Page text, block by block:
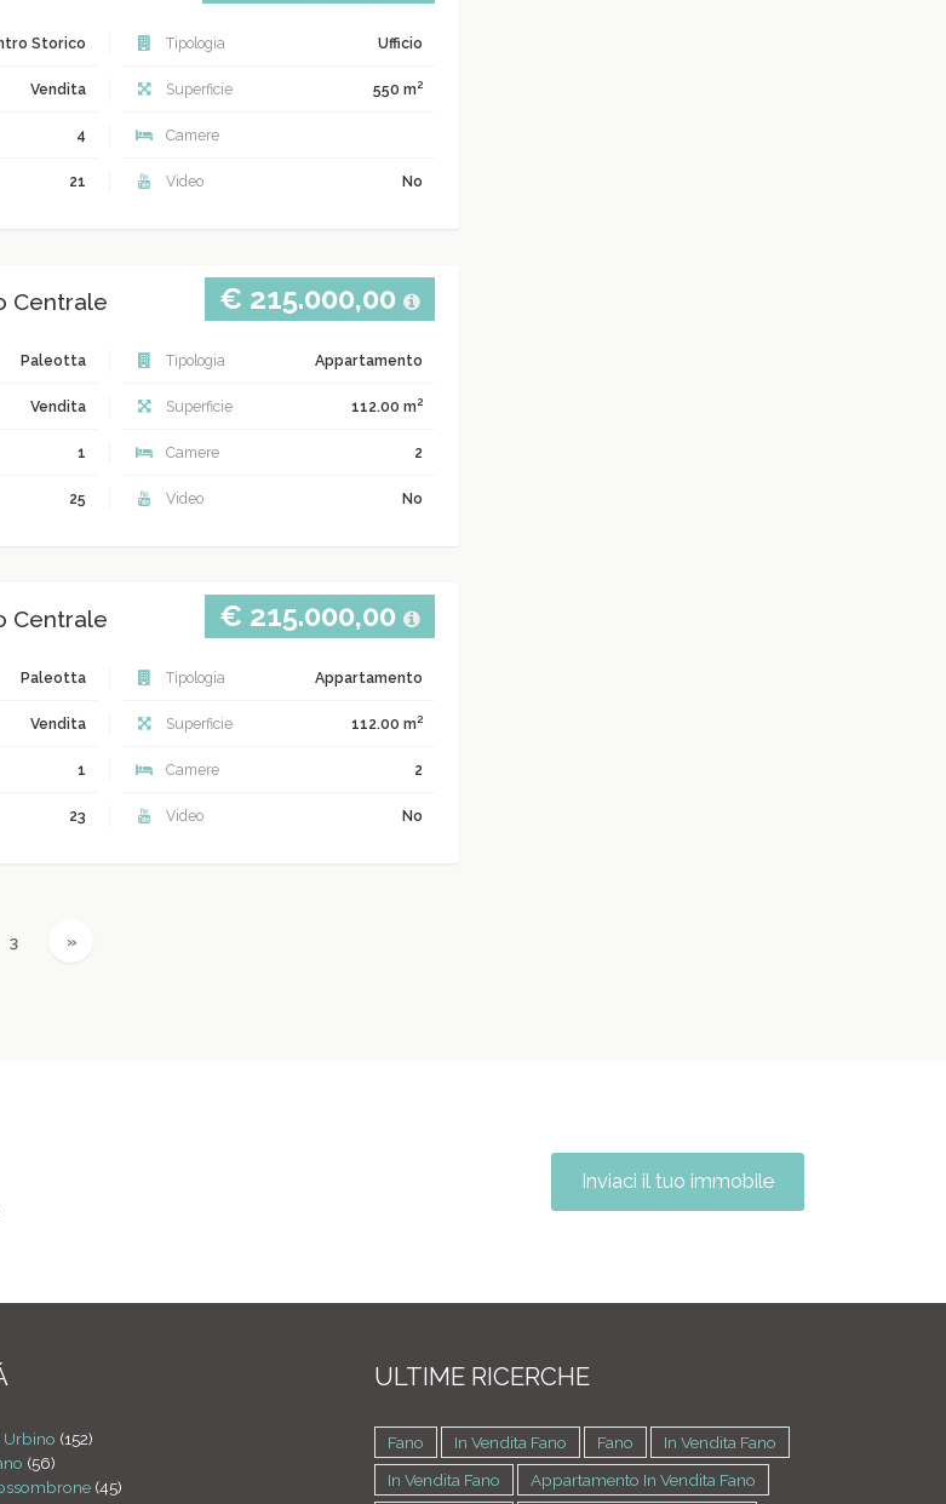
Storico Tipologia Ufficio
Vendita Superficie 550 m2
4 Camere
21 Video No
Centrale € 215.000,00
Paleotta Tipologia Appartamento
Vendita Superficie 112.00 m2
1 Camere 2
25 Video No
Centrale € 215.000,00
Paleotta Tipologia Appartamento
Vendita Superficie 112.00 m2
1 Camere 2
23 Video No
3 »
Inviaci il tuo immobile
Urbino (152)
(56)
(45)
ULTIME RICERCHE
Fano In Vendita Fano Fano
In Vendita Fano
In Vendita Fano
Appartamento In Vendita Fano